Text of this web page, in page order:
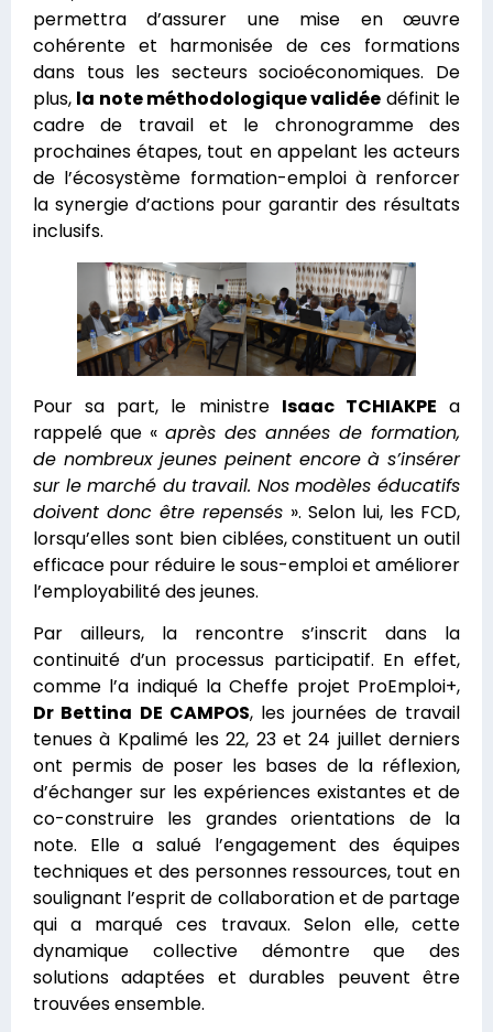
permettra d’assurer une mise en œuvre
cohérente et harmonisée de ces formations
dans tous les secteurs socioéconomiques. De
plus, la note méthodologique validée définit le
cadre de travail et le chronogramme des
prochaines étapes, tout en appelant les acteurs
de l’écosystème formation-emploi à renforcer
la synergie d’actions pour garantir des résultats
inclusifs.
Pour sa part, le ministre Isaac TCHIAKPE a
rappelé que « après des années de formation,
de nombreux jeunes peinent encore à s’insérer
sur le marché du travail. Nos modèles éducatifs
doivent donc être repensés ». Selon lui, les FCD,
lorsqu’elles sont bien ciblées, constituent un outil
efficace pour réduire le sous-emploi et améliorer
l’employabilité des jeunes.
Par ailleurs, la rencontre s’inscrit dans la
continuité d’un processus participatif. En effet,
comme l’a indiqué la Cheffe projet ProEmploi+,
Dr Bettina DE CAMPOS, les journées de travail
tenues à Kpalimé les 22, 23 et 24 juillet derniers
ont permis de poser les bases de la réflexion,
d’échanger sur les expériences existantes et de
co-construire les grandes orientations de la
note. Elle a salué l’engagement des équipes
techniques et des personnes ressources, tout en
soulignant l’esprit de collaboration et de partage
qui a marqué ces travaux. Selon elle, cette
dynamique collective démontre que des
solutions adaptées et durables peuvent être
trouvées ensemble.